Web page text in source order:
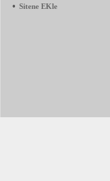
• Sitene EKle